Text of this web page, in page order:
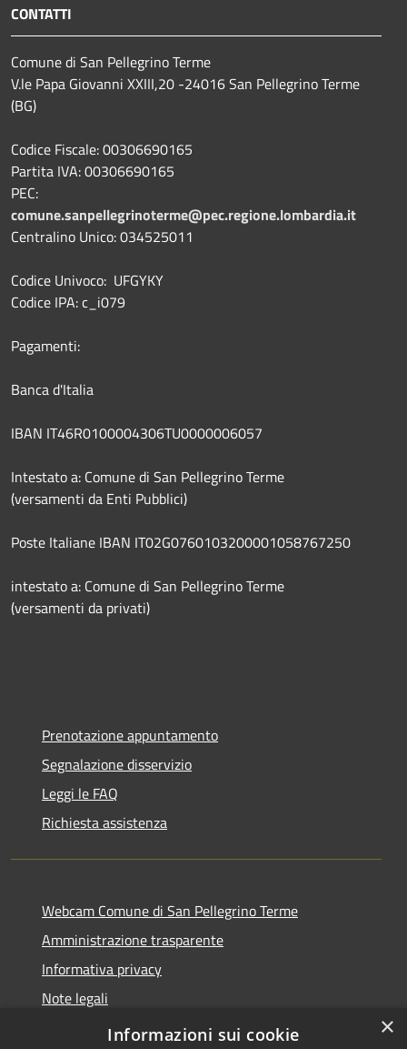
CONTATTI
Comune di San Pellegrino Terme
V.le Papa Giovanni XXIII,20 -24016 San Pellegrino Terme
(BG)
Codice Fiscale: 00306690165
Partita IVA: 00306690165
PEC:
comune.sanpellegrinoterme@pec.regione.lombardia.it
Centralino Unico: 034525011
Codice Univoco: UFGYKY
Codice IPA: c_i079
Pagamenti:
Banca d'Italia
IBAN IT46R0100004306TU0000006057
Intestato a: Comune di San Pellegrino Terme
(versamenti da Enti Pubblici)
Poste Italiane IBAN IT02G0760103200001058767250
intestato a: Comune di San Pellegrino Terme
(versamenti da privati)
Prenotazione appuntamento
Segnalazione disservizio
Leggi le FAQ
Richiesta assistenza
Webcam Comune di San Pellegrino Terme
Amministrazione trasparente
Informativa privacy
Note legali
Dichiarazione di accessibilità
×
Informazioni sui cookie